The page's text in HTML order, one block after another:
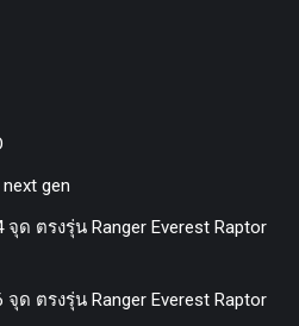
gen
ด ตรงรุ่น Ranger Everest Raptor
ด ตรงรุ่น Ranger Everest Raptor